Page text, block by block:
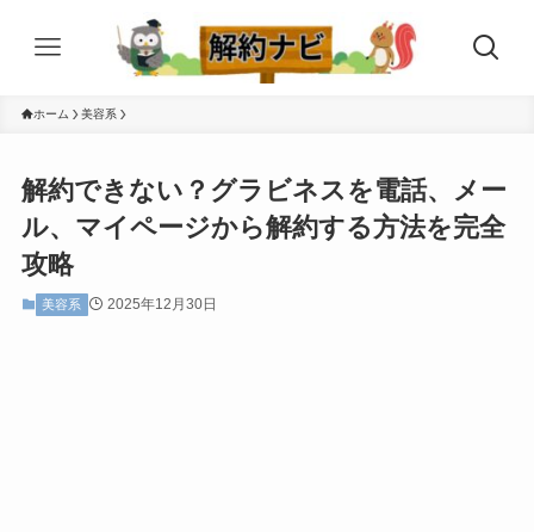
ホーム 美容系
解約できない？グラビネスを電話、メー
ル、マイページから解約する方法を完全
攻略
美容系 2025年12月30日